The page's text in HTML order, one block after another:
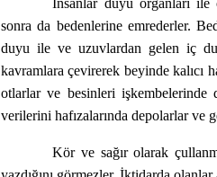
İnsanlar duyu organları ile
sonra da bedenlerine emrederler.
duyu ile ve uzuvlardan gelen iç
kavramlara çevirerek beyinde kalıcı
otlarlar ve besinleri işkembelerinde
verilerini hafızalarında depolarlar ve
Kör ve sağır olarak